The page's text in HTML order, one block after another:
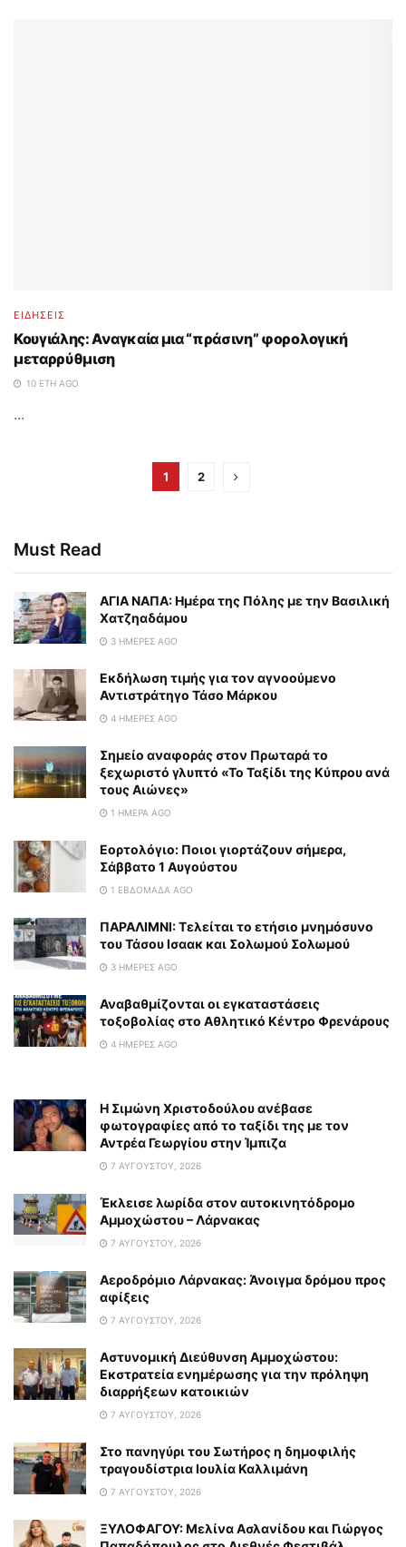
ΕΙΔΗΣΕΙΣ
Κουγιάλης: Αναγκαία μια “πράσινη” φορολογική
μεταρρύθμιση
10 ΈΤΗ AGO
...
1 2
Must Read
ΑΓΙΑ ΝΑΠΑ: Ημέρα της Πόλης με την Βασιλική
Χατζηαδάμου
3 ΗΜΈΡΕΣ AGO
Εκδήλωση τιμής για τον αγνοούμενο
Αντιστράτηγο Τάσο Μάρκου
4 ΗΜΈΡΕΣ AGO
Σημείο αναφοράς στον Πρωταρά το
ξεχωριστό γλυπτό «Το Ταξίδι της Κύπρου ανά
τους Αιώνες»
1 ΗΜΈΡΑ AGO
Εορτολόγιο: Ποιοι γιορτάζουν σήμερα,
Σάββατο 1 Αυγούστου
1 ΕΒΔΟΜΆΔΑ AGO
ΠΑΡΑΛΙΜΝΙ: Τελείται το ετήσιο μνημόσυνο
του Τάσου Ισαακ και Σολωμού Σολωμού
3 ΗΜΈΡΕΣ AGO
Αναβαθμίζονται οι εγκαταστάσεις
τοξοβολίας στο Αθλητικό Κέντρο Φρενάρους
4 ΗΜΈΡΕΣ AGO
Η Σιμώνη Χριστοδούλου ανέβασε
φωτογραφίες από το ταξίδι της με τον
Αντρέα Γεωργίου στην Ίμπιζα
7 ΑΥΓΟΎΣΤΟΥ, 2026
Έκλεισε λωρίδα στον αυτοκινητόδρομο
Αμμοχώστου – Λάρνακας
7 ΑΥΓΟΎΣΤΟΥ, 2026
Αεροδρόμιο Λάρνακας: Άνοιγμα δρόμου προς
αφίξεις
7 ΑΥΓΟΎΣΤΟΥ, 2026
Αστυνομική Διεύθυνση Αμμοχώστου:
Εκστρατεία ενημέρωσης για την πρόληψη
διαρρήξεων κατοικιών
7 ΑΥΓΟΎΣΤΟΥ, 2026
Στο πανηγύρι του Σωτήρος η δημοφιλής
τραγουδίστρια Ιουλία Καλλιμάνη
7 ΑΥΓΟΎΣΤΟΥ, 2026
ΞΥΛΟΦΑΓΟΥ: Μελίνα Ασλανίδου και Γιώργος